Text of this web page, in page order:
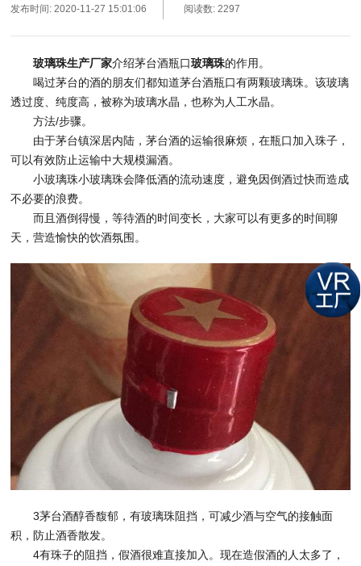
发布时间: 2020-11-27 15:01:06 阅读数: 2297
玻璃珠生产厂家介绍茅台酒瓶口玻璃珠的作用。
喝过茅台的酒的朋友们都知道茅台酒瓶口有两颗玻璃珠。该玻璃
透过度、纯度高，被称为玻璃水晶，也称为人工水晶。
方法/步骤。
由于茅台镇深居内陆，茅台酒的运输很麻烦，在瓶口加入珠子，
可以有效防止运输中大规模漏酒。
小玻璃珠小玻璃珠会降低酒的流动速度，避免因倒酒过快而造成
不必要的浪费。
而且酒倒得慢，等待酒的时间变长，大家可以有更多的时间聊
天，营造愉快的饮酒氛围。
3茅台酒醇香馥郁，有玻璃珠阻挡，可减少酒与空气的接触面
积，防止酒香散发。
4有珠子的阻挡，假酒很难直接加入。现在造假酒的人太多了，